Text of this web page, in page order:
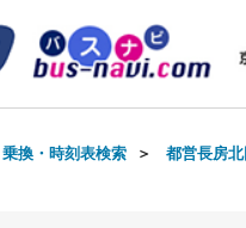
乗換・時刻表検索 ＞ 都営長房